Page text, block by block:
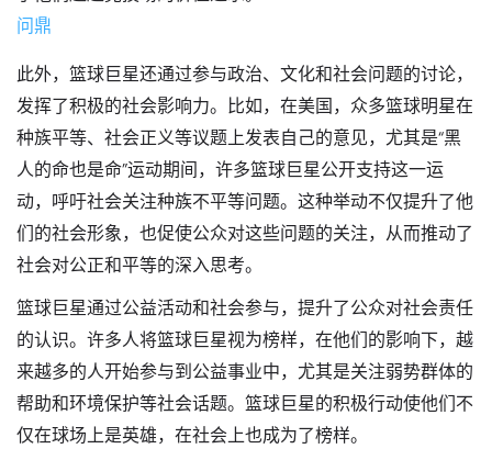
问鼎
此外，篮球巨星还通过参与政治、文化和社会问题的讨论，
发挥了积极的社会影响力。比如，在美国，众多篮球明星在
种族平等、社会正义等议题上发表自己的意见，尤其是“黑
人的命也是命”运动期间，许多篮球巨星公开支持这一运
动，呼吁社会关注种族不平等问题。这种举动不仅提升了他
们的社会形象，也促使公众对这些问题的关注，从而推动了
社会对公正和平等的深入思考。
篮球巨星通过公益活动和社会参与，提升了公众对社会责任
的认识。许多人将篮球巨星视为榜样，在他们的影响下，越
来越多的人开始参与到公益事业中，尤其是关注弱势群体的
帮助和环境保护等社会话题。篮球巨星的积极行动使他们不
仅在球场上是英雄，在社会上也成为了榜样。